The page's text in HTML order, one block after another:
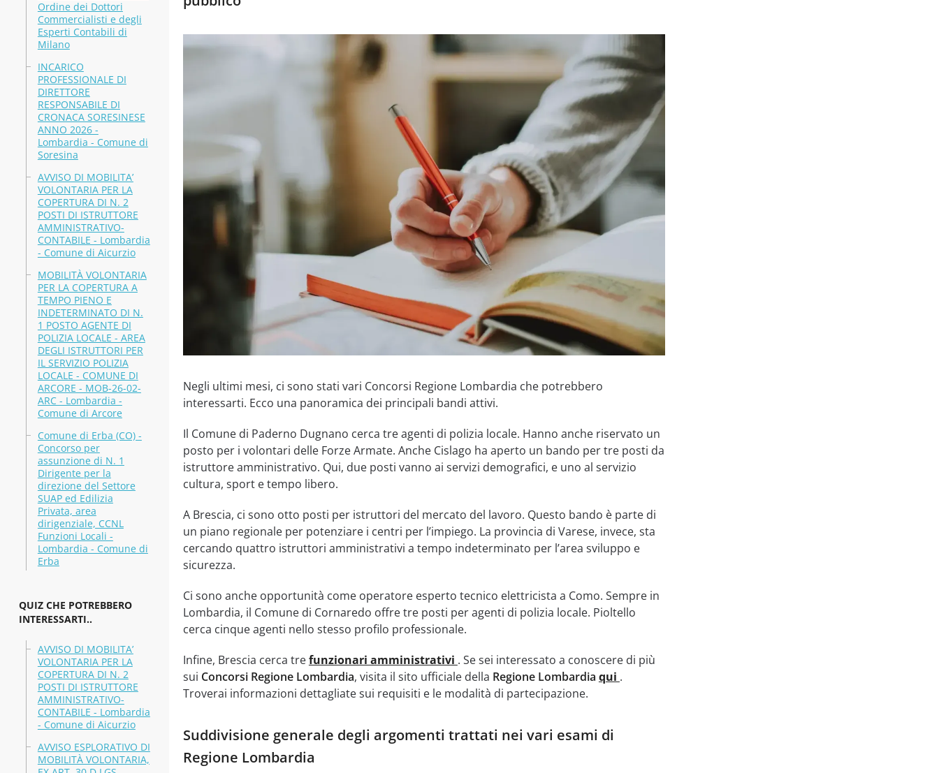
Ordine dei Dottori
Commercialisti e degli
Esperti Contabili di
Milano
INCARICO
PROFESSIONALE DI
DIRETTORE
RESPONSABILE DI
CRONACA SORESINESE
ANNO 2026 -
Lombardia - Comune di
Soresina
AVVISO DI MOBILITA’
VOLONTARIA PER LA
COPERTURA DI N. 2
POSTI DI ISTRUTTORE
AMMINISTRATIVO-
CONTABILE - Lombardia
- Comune di Aicurzio
MOBILITÀ VOLONTARIA
PER LA COPERTURA A
TEMPO PIENO E
INDETERMINATO DI N.
1 POSTO AGENTE DI
POLIZIA LOCALE - AREA
DEGLI ISTRUTTORI PER
IL SERVIZIO POLIZIA
LOCALE - COMUNE DI
ARCORE - MOB-26-02-
ARC - Lombardia -
Comune di Arcore
Comune di Erba (CO) -
Concorso per
assunzione di N. 1
Dirigente per la
direzione del Settore
SUAP ed Edilizia
Privata, area
dirigenziale, CCNL
Funzioni Locali -
Lombardia - Comune di
Erba
QUIZ CHE POTREBBERO
INTERESSARTI..
AVVISO DI MOBILITA’
VOLONTARIA PER LA
COPERTURA DI N. 2
POSTI DI ISTRUTTORE
AMMINISTRATIVO-
CONTABILE - Lombardia
- Comune di Aicurzio
AVVISO ESPLORATIVO DI
MOBILITÀ VOLONTARIA,
Negli ultimi mesi, ci sono stati vari Concorsi Regione Lombardia che potrebbero
interessarti. Ecco una panoramica dei principali bandi attivi.
Il Comune di Paderno Dugnano cerca tre agenti di polizia locale. Hanno anche riservato un
posto per i volontari delle Forze Armate. Anche Cislago ha aperto un bando per tre posti da
istruttore amministrativo. Qui, due posti vanno ai servizi demografici, e uno al servizio
cultura, sport e tempo libero.
A Brescia, ci sono otto posti per istruttori del mercato del lavoro. Questo bando è parte di
un piano regionale per potenziare i centri per l’impiego. La provincia di Varese, invece, sta
cercando quattro istruttori amministrativi a tempo indeterminato per l’area sviluppo e
sicurezza.
Ci sono anche opportunità come operatore esperto tecnico elettricista a Como. Sempre in
Lombardia, il Comune di Cornaredo offre tre posti per agenti di polizia locale. Pioltello
cerca cinque agenti nello stesso profilo professionale.
Infine, Brescia cerca trefunzionari amministrativi . Se sei interessato a conoscere di più
sui Concorsi Regione Lombardia, visita il sito ufficiale della Regione Lombardia qui .
Troverai informazioni dettagliate sui requisiti e le modalità di partecipazione.
Suddivisione generale degli argomenti trattati nei vari esami di
Regione Lombardia